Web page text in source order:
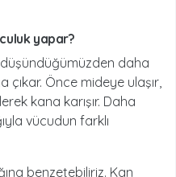
yapar?
düşündüğümüzden daha
çıkar. Önce mideye ulaşır,
kana karışır. Daha
vücudun farklı
benzetebiliriz. Kan